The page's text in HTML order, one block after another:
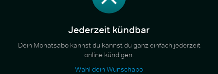
Jederzeit kündbar
Dein Monatsabo kannst du kannst du ganz einfach jederzeit
online kündigen.
Wähl dein Wunschabo